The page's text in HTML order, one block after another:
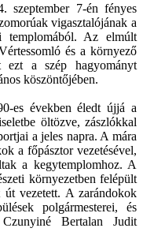
szeptember 7-én fényes
vigasztalójának a
templomából. Az elmúlt
és a környező
ezt a szép hagyományt
köszöntőjében.
es években éledt újjá a
öltözve, zászlókkal
a jeles napra. A mára
a főpásztor vezetésével,
a kegytemplomhoz. A
környezetben felépült
vezetett. A zarándokok
polgármesterei, és
Bertalan Judit